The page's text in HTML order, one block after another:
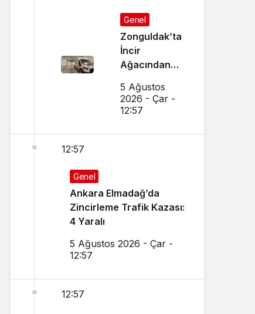
Genel
Zonguldak’ta
İncir
Ağacından
Ağır
Yaralandı
5 Ağustos
2026 - Çar -
12:57
12:57
Genel
Ankara Elmadağ’da
Zincirleme Trafik Kazası:
4 Yaralı
5 Ağustos 2026 - Çar -
12:57
12:57